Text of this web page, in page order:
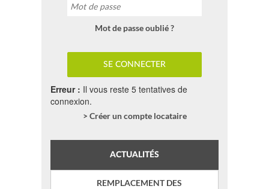
Mot de passe oublié ?
Erreur : Il vous reste 5 tentatives de
connexion.
> Créer un compte locataire
ACTUALITÉS
REMPLACEMENT DES